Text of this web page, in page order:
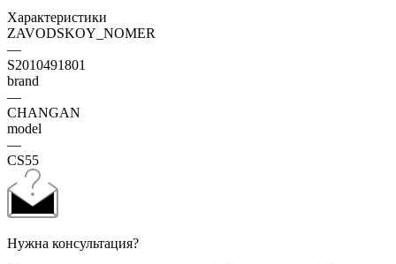
Характеристики
ZAVODSKOY_NOMER
—
S2010491801
brand
—
CHANGAN
model
—
CS55
Нужна консультация?